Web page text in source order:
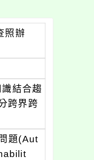
照辦
結合趨
跨界跨
題(Aut